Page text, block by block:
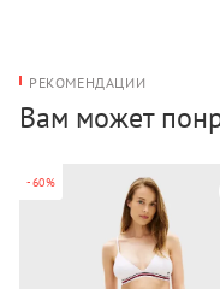
РЕКОМЕНДАЦИИ
Вам может
-60%